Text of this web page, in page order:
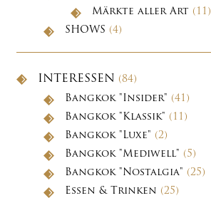
Märkte aller Art (11)
SHOWS (4)
INTERESSEN (84)
Bangkok "Insider" (41)
Bangkok "Klassik" (11)
Bangkok "Luxe" (2)
Bangkok "Mediwell" (5)
Bangkok "Nostalgia" (25)
Essen & Trinken (25)